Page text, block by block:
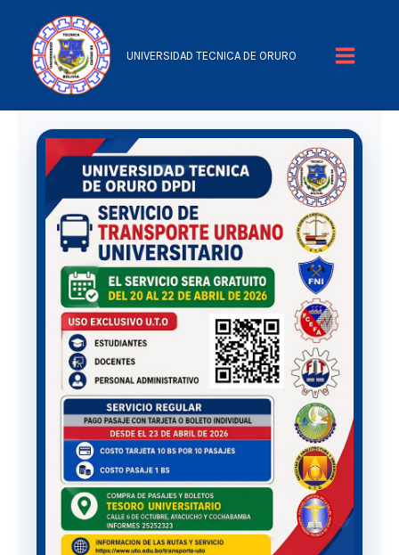
contenido
UNIVERSIDAD TECNICA DE ORURO
Menu